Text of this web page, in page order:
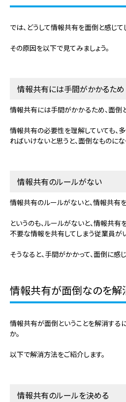
では、どうして情報共有を面倒と感じて
その原因を以下で見てみましょう。
情報共有には手間がかかるため
情報共有には手間がかかるため、面倒
情報共有の必要性を理解していても、
ればいけないと思うと、面倒なものにな
情報共有のルールがない
情報共有のルールがないと、情報共有
というのも、ルールがないと、情報共
不要な情報を共有してしまう従業員が
そうなると、手間がかかって、面倒に感
情報共有が面倒なのを解
情報共有が面倒ということを解消する
か。
以下で解消方法をご紹介します。
情報共有のルールを決める